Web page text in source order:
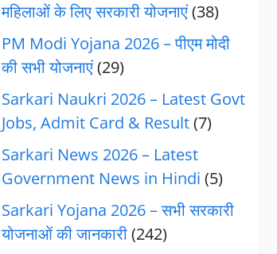
महिलाओं के लिए सरकारी योजनाएं(38)
PM Modi Yojana 2026 – पीएम मोदी
की सभी योजनाएं(29)
Sarkari Naukri 2026 – Latest Govt
Jobs, Admit Card & Result(7)
Sarkari News 2026 – Latest
Government News in Hindi (5)
Sarkari Yojana 2026 – सभी सरकारी
योजनाओं की जानकारी(242)